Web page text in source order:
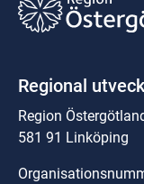
Regional
Region
581 91 Linköping